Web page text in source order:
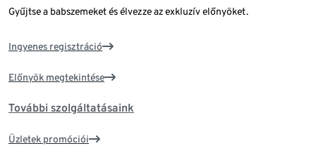
Gyűjtse a babszemeket és élvezze az exkluzív előnyöket.
Ingyenes regisztráció
Előnyök megtekintése
További szolgáltatásaink
Üzletek promóciói